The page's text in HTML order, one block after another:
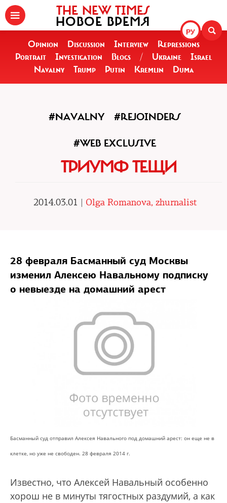
РУ
THE NEW TIMES
НОВОЕ ВРЕМЯ
Opinion Discussion Interview
Repressions
Portrait
Investigation Blogs / Ukraine
Israel
Navalny
Trump Putin Kremlin Duma
#NAVALNY #REJOINDERS
#WEB EXCLUSIVE
ТРИУМФ ТЕЩИ
2014.03.01 | Olga Romanova, zhurnalist
28 февраля Басманный суд Москвы
изменил Алексею Навальному подписку
о невыезде на домашний арест
Басманный суд отправил Алексея Навального под домашний арест: он еще не в
клетке, но уже не свободен. 28 февраля 2014 г.
Известно, что Алексей Навальный особенно
хорош не в минуты тягостных раздумий, а как